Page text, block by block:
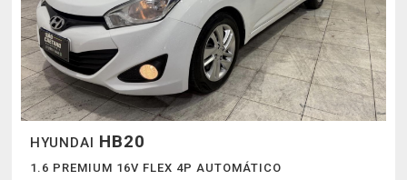
HYUNDAI HB20
1.6 PREMIUM 16V FLEX 4P AUTOMÁTICO